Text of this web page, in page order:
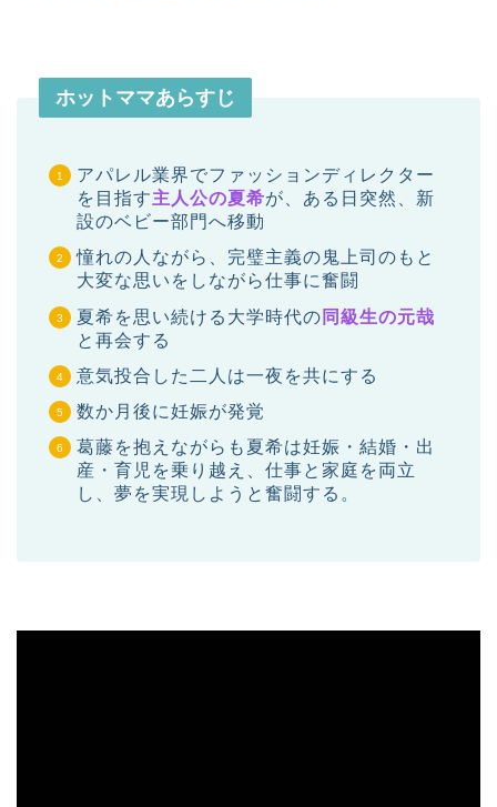
ホットママあらすじ
アパレル業界でファッションディレクター
を目指す主人公の夏希が、ある日突然、新
設のベビー部門へ移動
憧れの人ながら、完璧主義の鬼上司のもと
大変な思いをしながら仕事に奮闘
夏希を思い続ける大学時代の 同級生の元哉
と再会する
意気投合した二人は一夜を共にする
数か月後に妊娠が発覚
葛藤を抱えながらも夏希は妊娠・結婚・出
産・育児を乗り越え、仕事と家庭を両立
し、夢を実現しようと奮闘する。